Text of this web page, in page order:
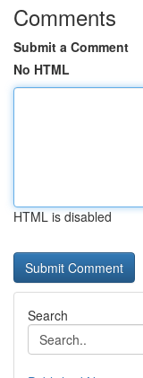
Comments
Submit a Comment
No HTML
HTML is disabled
Search